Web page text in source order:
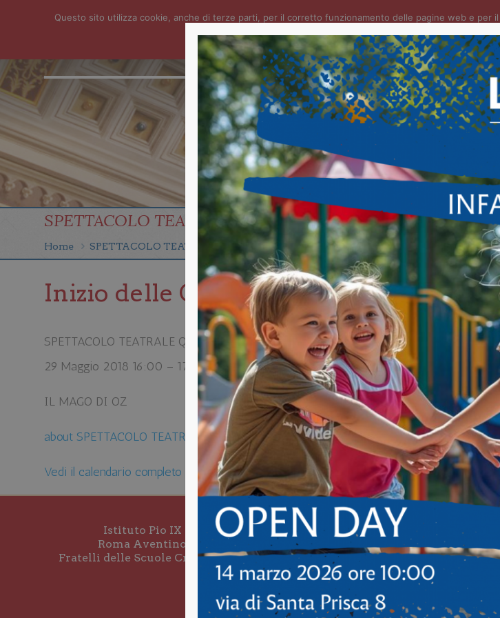
NEWS CONTATTI FOTO ATTIVITÀ
SPETTACOLO TEATRALE QUARTA PRIMARIA
Home SPETTACOLO TEATRALE QUARTA PRIMARIA
Inizio delle Giornate Mondiali della
SPETTACOLO TEATRALE QUARTA PRIMARIA
29 Maggio 2018 16:00 – 17:00
IL MAGO DI OZ
about SPETTACOLO TEATRALE QUARTA PRIMARIA
Vedi il calendario completo
Istituto Pio IX
Roma Aventino
Fratelli delle Scuole Cristiane
Questo sito utilizza cookie, anche di terze parti, per il corretto funzionamento delle pagine web e
Accetto l'utilizzo dei cookie